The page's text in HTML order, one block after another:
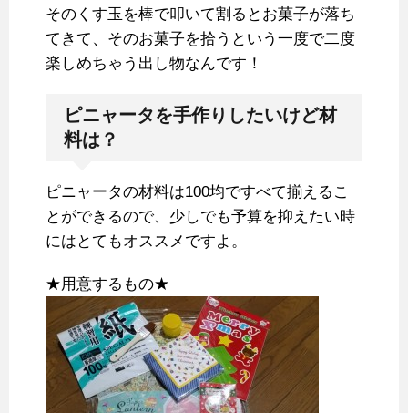
そのくす玉を棒で叩いて割るとお菓子が落ち
てきて、そのお菓子を拾うという一度で二度
楽しめちゃう出し物なんです！
ピニャータを手作りしたいけど材
料は？
ピニャータの材料は100均ですべて揃えるこ
とができるので、少しでも予算を抑えたい時
にはとてもオススメですよ。
★用意するもの★